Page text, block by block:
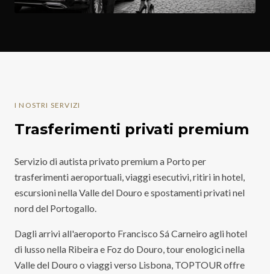
I NOSTRI SERVIZI
Trasferimenti privati premium
Servizio di autista privato premium a Porto per
trasferimenti aeroportuali, viaggi esecutivi, ritiri in hotel,
escursioni nella Valle del Douro e spostamenti privati nel
nord del Portogallo.
Dagli arrivi all'aeroporto Francisco Sá Carneiro agli hotel
di lusso nella Ribeira e Foz do Douro, tour enologici nella
Valle del Douro o viaggi verso Lisbona, TOPTOUR offre